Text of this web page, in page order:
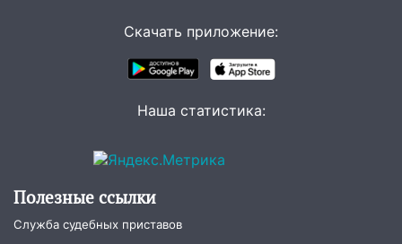
Волге пропал известный блогер: нужна
помощь в поисках
в Новом городе
многоэтажке
14:18 Гинеколог рассказала о том, с
молодые мамы
Скачать приложение:
Наша статистика:
Полезные ссылки
Служба судебных приставов